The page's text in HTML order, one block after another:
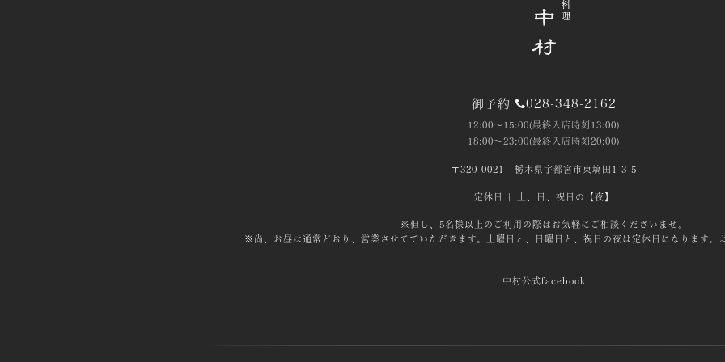
御予約 028-348-2162
12:00～15:00(最終入店時刻13:00)
18:00～23:00(最終入店時刻20:00)
〒320-0021 栃木県宇都宮市東塙田1-3-5
定休日 | 土、日、祝日の【夜】
※但し、5名様以上のご利用の際はお気軽にご相談くださいませ。
※尚、お昼は通常どおり、営業させてていただきます。土曜日と、日曜日と、祝日の夜は定休日になります。
中村公式facebook